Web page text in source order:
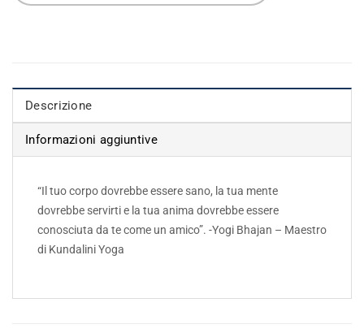
Descrizione
Informazioni aggiuntive
“Il tuo corpo dovrebbe essere sano, la tua mente
dovrebbe servirti e la tua anima dovrebbe essere
conosciuta da te come un amico”. -Yogi Bhajan – Maestro
di Kundalini Yoga